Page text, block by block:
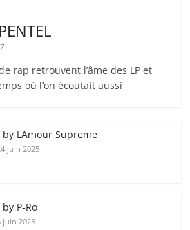
rap retrouvent l’âme des LP et
où l’on écoutait aussi
by LAmour Supreme
juin 2025
P‑Ro
juin 2025